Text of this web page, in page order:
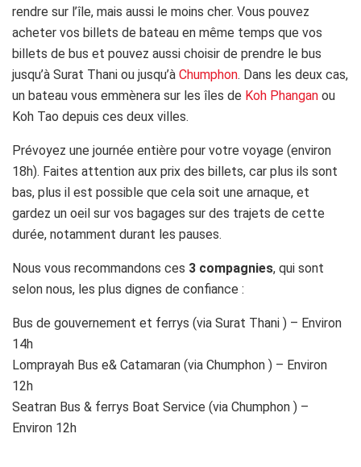
rendre sur l’île, mais aussi le moins cher. Vous pouvez
acheter vos billets de bateau en même temps que vos
billets de bus et pouvez aussi choisir de prendre le bus
jusqu’à Surat Thani ou jusqu’à Chumphon. Dans les deux cas,
un bateau vous emmènera sur les îles de Koh Phangan ou
Koh Tao depuis ces deux villes.
Prévoyez une journée entière pour votre voyage (environ
18h). Faites attention aux prix des billets, car plus ils sont
bas, plus il est possible que cela soit une arnaque, et
gardez un oeil sur vos bagages sur des trajets de cette
durée, notamment durant les pauses.
Nous vous recommandons ces 3 compagnies, qui sont
selon nous, les plus dignes de confiance :
Bus de gouvernement et ferrys (via Surat Thani ) – Environ
14h
Lomprayah Bus e& Catamaran (via Chumphon ) – Environ
12h
Seatran Bus & ferrys Boat Service (via Chumphon ) –
Environ 12h